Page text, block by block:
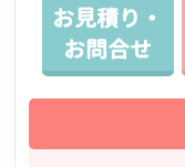
お見積り・
お問合せ